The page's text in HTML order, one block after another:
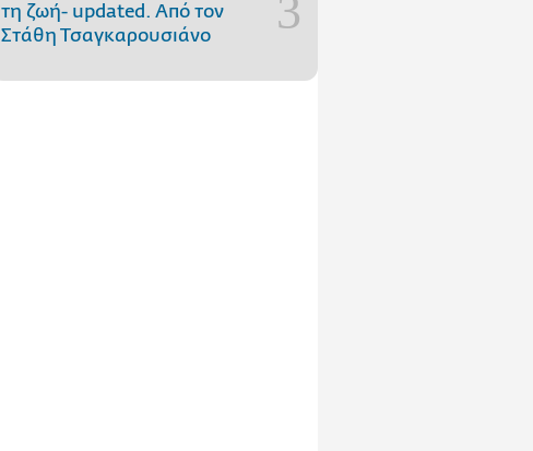
τη ζωή- updated. Aπό τον
Στάθη Τσαγκαρουσιάνο